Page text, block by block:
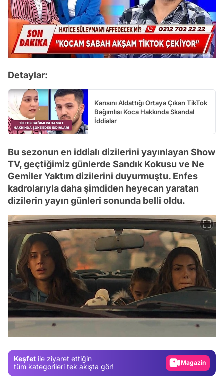
Detaylar:
Karısını Aldattığı Ortaya Çıkan TikTok
Bağımlısı Koca Hakkında Skandal
İddialar
Bu sezonun en iddialı dizilerini yayınlayan Show
TV, geçtiğimiz günlerde Sandık Kokusu ve Ne
Gemiler Yaktım dizilerini duyurmuştu. Enfes
kadrolarıyla daha şimdiden heyecan yaratan
dizilerin yayın günleri sonunda belli oldu.
Keşfet ile ziyaret ettiğin
tüm kategorileri tek akışta gör!
Test
Gündem
Video